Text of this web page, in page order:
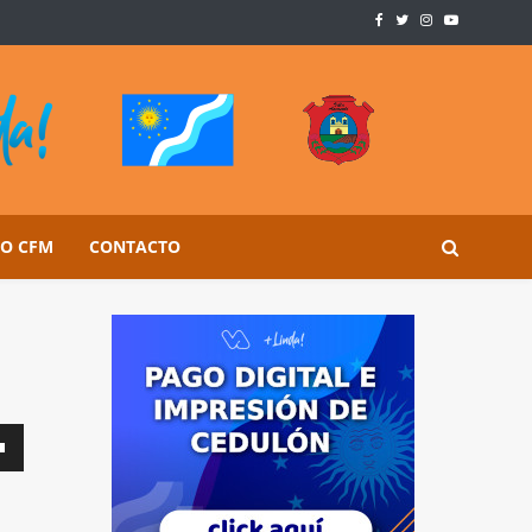
CFM CONTACTO